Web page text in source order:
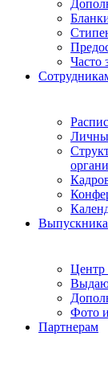
Часто
Центр
Фото
Партнерам